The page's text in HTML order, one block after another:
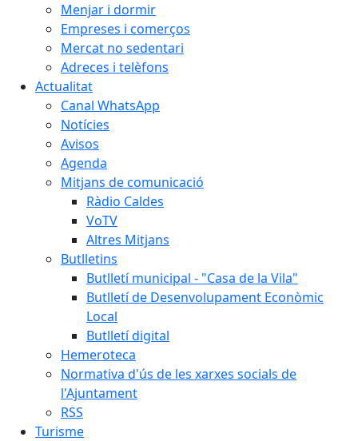
Menjar i dormir
Empreses i comerços
Mercat no sedentari
Adreces i telèfons
Actualitat
Canal WhatsApp
Notícies
Avisos
Agenda
Mitjans de comunicació
Ràdio Caldes
VoTV
Altres Mitjans
Butlletins
Butlletí municipal - "Casa de la Vila"
Butlletí de Desenvolupament Econòmic
Local
Butlletí digital
Hemeroteca
Normativa d'ús de les xarxes socials de
l'Ajuntament
RSS
Turisme